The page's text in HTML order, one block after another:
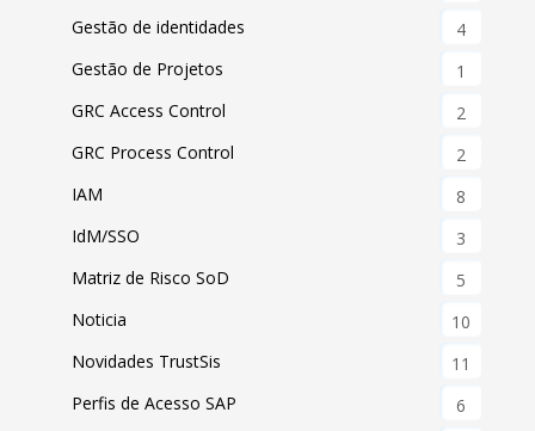
Gestão de identidades
4
Gestão de Projetos
1
GRC Access Control
2
GRC Process Control
2
IAM
8
IdM/SSO
3
Matriz de Risco SoD
5
Noticia
10
Novidades TrustSis
11
Perfis de Acesso SAP
6